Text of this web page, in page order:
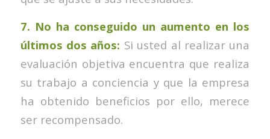
7. No ha conseguido un aumento en los
últimos dos años: Si usted al realizar una
evaluación objetiva encuentra que realiza
su trabajo a conciencia y que la empresa
ha obtenido beneficios por ello, merece
ser recompensado.